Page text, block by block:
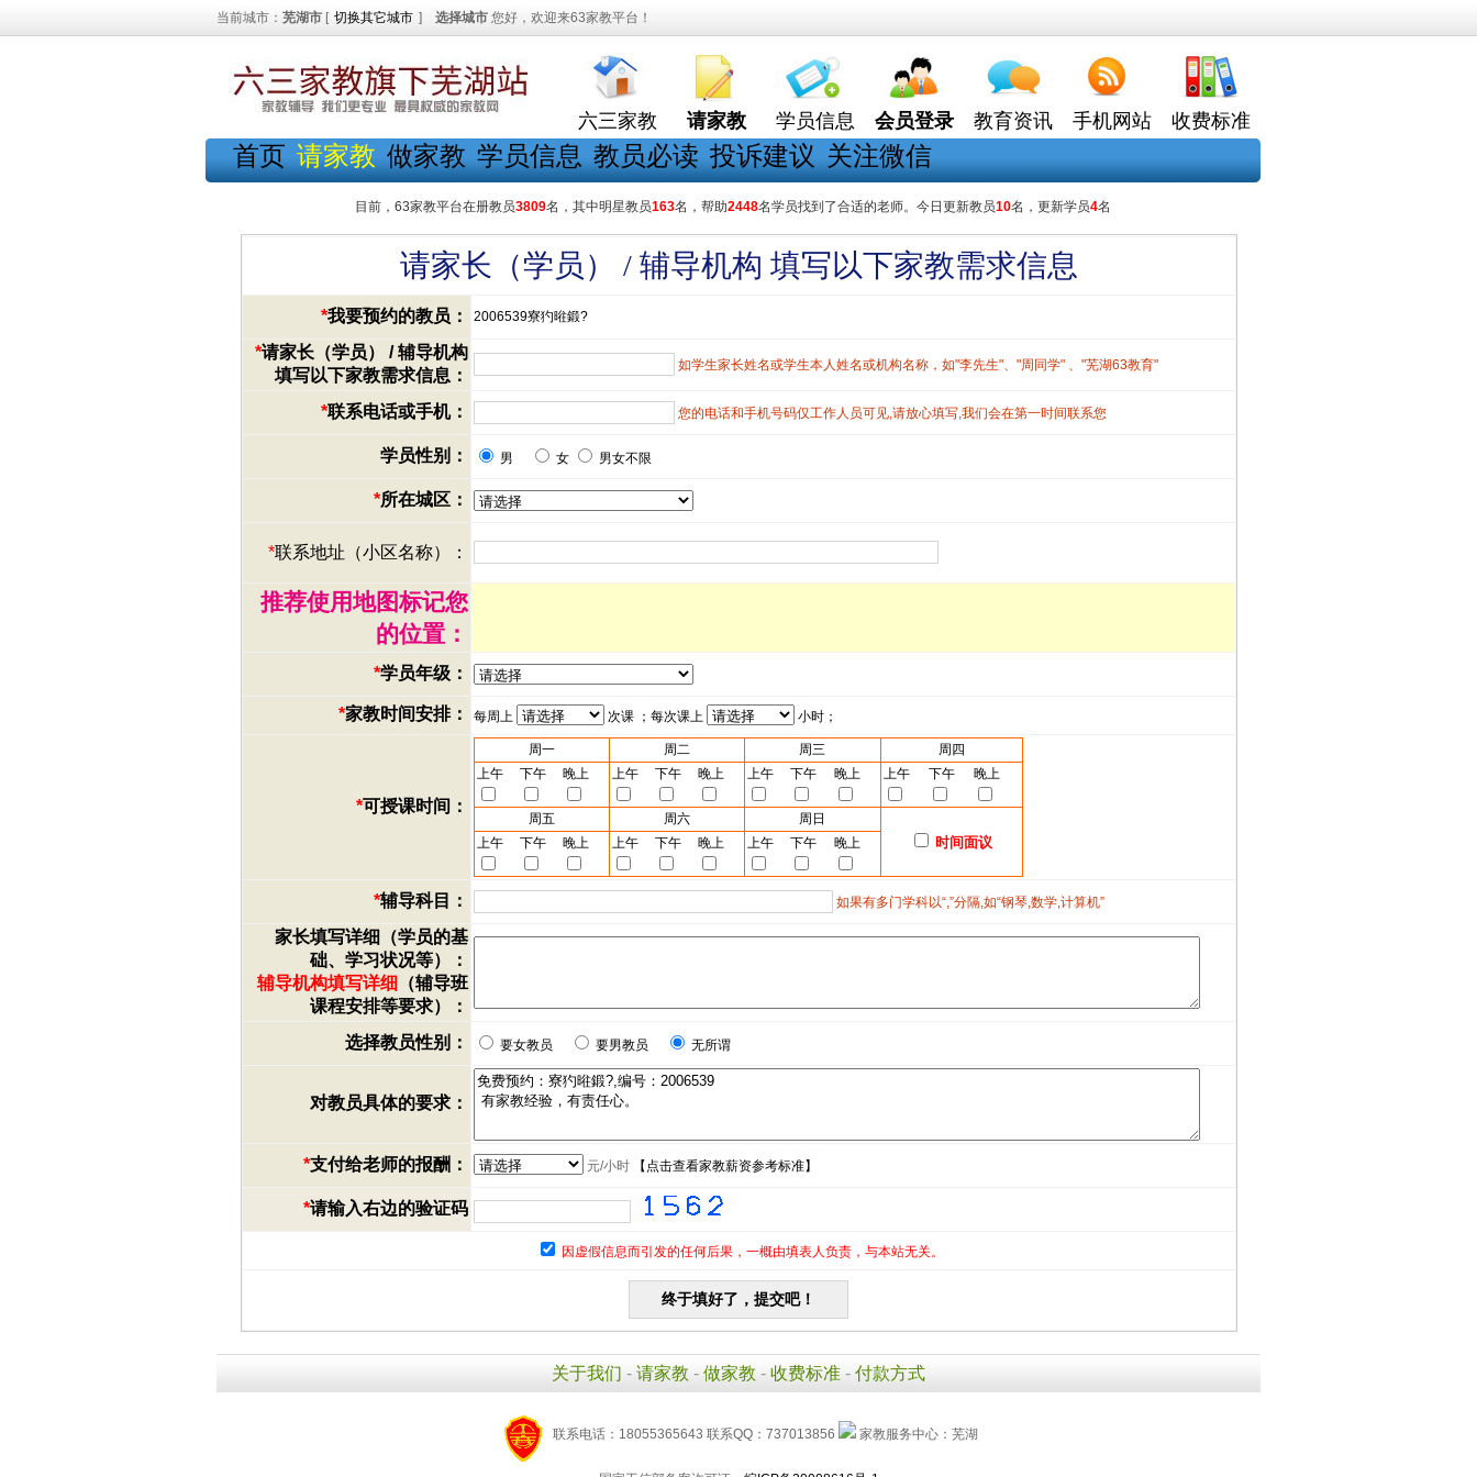
当前城市： 芜湖市 [ 切换其它城市 ] 选择城市 您好，欢迎来63家教平台！
六三家教 请家教 学员信息 会员登录 教育资讯 手机网站 收费标准
首页 请家教 做家教 学员信息 教员必读 投诉建议 关注微信
目前，63家教平台在册教员3809名，其中明星教员163名，帮助2448名学员找到了合适的老师。今日更新教员10名，更新学员4名
请家长（学员） / 辅导机构 填写以下家教需求信息
*我要预约的教员： 2006539寮犳暀鍛?
*请家长（学员） / 辅导机构
填写以下家教需求信息：
如学生家长姓名或学生本人姓名或机构名称，如"李先生"、"周同学" 、"芜湖63教育"
*联系电话或手机： 您的电话和手机号码仅工作人员可见,请放心填写,我们会在第一时间联系您
学员性别： 男 女 男女不限
*所在城区：
*联系地址（小区名称）：
推荐使用地图标记您
的位置：
*学员年级：
*家教时间安排： 每周上 次课 ；每次课上 小时；
*可授课时间：
周一 周二 周三
周四
上午
下午 晚上 上午 下午 晚上 上午 下午 晚上 上午 下午 晚上
周五 周六 周日
时间面议
上午 下午 晚上 上午 下午 晚上 上午 下午 晚上
*辅导科目： 如果有多门学科以“,”分隔,如“钢琴,数学,计算机”
家长填写详细（学员的基
础、学习状况等）：
辅导机构填写详细 （辅导班
课程安排等要求）：
选择教员性别：
要女教员 要男教员 无所谓
对教员具体的要求：
*支付给老师的报酬： 元/小时【 点击查看家教薪资参考标准】
*请输入右边的验证码
因虚假信息而引发的任何后果，一概由填表人负责，与本站无关。
关于我们 - 请家教 - 做家教 - 收费标准 - 付款方式
联系电话：18055365643 联系QQ：737013856 家教服务中心：芜湖